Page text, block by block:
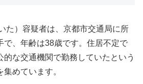
た）容疑者は、京都市交通局に所
で、年齢は38歳です。住居不定で
的な交通機関で勤務していたという
めています。